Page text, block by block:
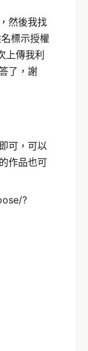
然後我找
標示授權
上傳我利
了，謝
可，可以
作品也可
?